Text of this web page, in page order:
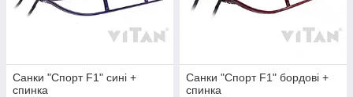
Санки "Спорт F1" сині +
спинка
Санки "Спорт F1" бордові +
спинка